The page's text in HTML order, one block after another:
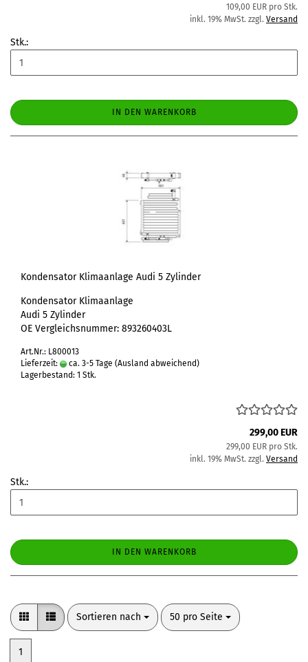
109,00 EUR pro Stk.
inkl. 19% MwSt. zzgl. Versand
Stk.:
IN DEN WARENKORB
Kondensator Klimaanlage Audi 5 Zylinder
Kondensator Klimaanlage
Audi 5 Zylinder
OE Vergleichsnummer: 893260403L
Art.Nr.: L800013
Lieferzeit:
ca. 3-5 Tage (Ausland abweichend)
Lagerbestand: 1 Stk.
299,00 EUR
299,00 EUR pro Stk.
inkl. 19% MwSt. zzgl. Versand
Stk.:
IN DEN WARENKORB
Sortieren nach
Sortieren nach 50 pro Seite
pro Seite
1